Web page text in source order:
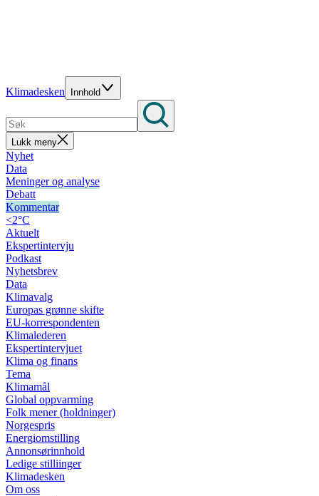
Klimadesken Innhold
Lukk meny
Nyhet
Data
Meninger og analyse
Debatt
Kommentar
<2°C
Aktuelt
Ekspertintervju
Podkast
Nyhetsbrev
Data
Klimavalg
Europas grønne skifte
EU-korrespondenten
Klimalederen
Ekspertintervjuet
Klima og finans
Tema
Klimamål
Global oppvarming
Folk mener (holdninger)
Norgespris
Energiomstilling
Annonsørinnhold
Ledige stilliinger
Klimadesken
Om oss